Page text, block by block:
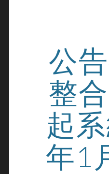
公
整
起
年1